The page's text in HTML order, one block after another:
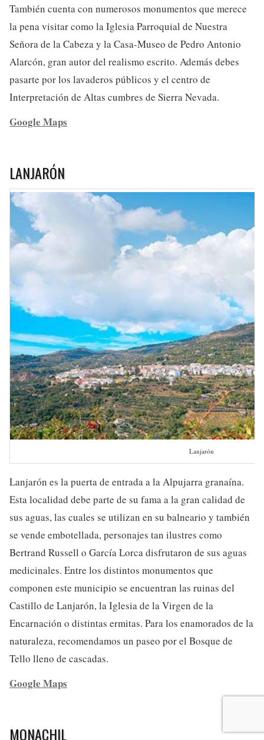
También cuenta con numerosos monumentos que merece
la pena visitar como la Iglesia Parroquial de Nuestra
Señora de la Cabeza y la Casa-Museo de Pedro Antonio
Alarcón, gran autor del realismo escrito. Además debes
pasarte por los lavaderos públicos y el centro de
Interpretación de Altas cumbres de Sierra Nevada.
Google Maps
LANJARÓN
Lanjarón
Lanjarón es la puerta de entrada a la Alpujarra granaína.
Esta localidad debe parte de su fama a la gran calidad de
sus aguas, las cuales se utilizan en su balneario y también
se vende embotellada, personajes tan ilustres como
Bertrand Russell o García Lorca disfrutaron de sus aguas
medicinales. Entre los distintos monumentos que
componen este municipio se encuentran las ruinas del
Castillo de Lanjarón, la Iglesia de la Virgen de la
Encarnación o distintas ermitas. Para los enamorados de la
naturaleza, recomendamos un paseo por el Bosque de
Tello lleno de cascadas.
Google Maps
MONACHIL